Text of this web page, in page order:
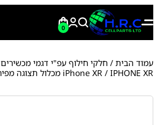
0
עמוד הבית / חלקי חילוף עפ"י דגמי מכשירים
iPhone XR / IPHONE XR מכלול תצוגה מפירוק